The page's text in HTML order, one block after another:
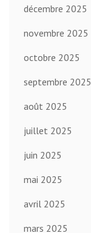
décembre 2025
novembre 2025
octobre 2025
septembre 2025
août 2025
juillet 2025
juin 2025
mai 2025
avril 2025
mars 2025